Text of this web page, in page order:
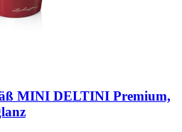
MINI DELTINI Premium,